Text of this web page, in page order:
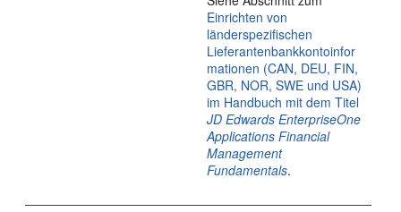
Einrichten von
länderspezifischen
Lieferantenbankkontoinfor
mationen (CAN, DEU, FIN,
GBR, NOR, SWE und USA)
im Handbuch mit dem Titel
JD Edwards EnterpriseOne
Applications Financial
Management
Fundamentals.